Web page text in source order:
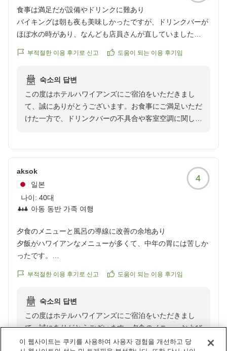
https://review.travel.rakuten.co.jp/hotel/voice/8070?
reviewId=33123478442231
理・調整を行ってまいります。また、ショー終了後の大
浴場の混雑と清掃不足に関しまして、せっかくの旅の疲
れを癒やすお時間にご不快な思いをさせてしまいました
る混雑緩和に向けた対策や、ドライヤー周辺など汚れや
にご利用いただけるよう改善に努めてまいります。「次
は新しい方に泊まりたい」とのお言葉を励みに、どの館
におきましてもご満足いただけるよう施設とサービスの
向上に励んでまいります。またのご来館をスタッフ一
食事は満足だが設備やドリンクに難あり
バイキングは朝も夜も美味しかったですが、ドリンクバーが
ほぼ水の時があり、なんども店員さんが直していました
部屋もエアコンが古く、部屋の下の方についてたので寝てる
ハワイアンズはモノリス、ウィルポートも止まりましたがケ
チった分それ相応だな、とは思いました
クチコミの詳細はこちらから
부적절한 이용 후기로 신고 도움이 되는 이용 후기임
숙소의 답변
この度はホテルハワイアンズにご宿泊をいただきまし
て、誠にありがとうございます。お食事にご満足いただ
けた一方で、ドリンクバーの不具合や客室空調に関しま
しまいましたことを深くお詫び申し上げます。今後はス
ムーズにご提供できるよう、機器の事前点検と管理を徹
底いたします。また、客室の空調につきまして、当館は
創業から歴史を重ねていることもあり、旧式の一括管理
ございます。構造上すぐの変更が難しい状況ではござい
ますが、ご冷え対策として毛布の追加貸し出しを承って
おりますので、次回以降お気軽にフロントまでお申し付
止めつつ、快適にお過ごしいただけるようサービスの向
心よりお待ち申し上げております。
aksok
일본
나이: 40대
아동 동반 가족 여행
4
夕食のメニューと風呂の導線に改善の余地あり
夕飯がハワイアンなメニューが多くて、中年の胃には苦しか
ったです。
ます。
露天の与一は、広くて素敵ですが、女性には洗い場がないっ
て...
クチコミの詳細はこちらから
https://review.travel.rakuten.co.jp/hotel/voice/8070?
부적절한 이용 후기로 신고 도움이 되는 이용 후기임
숙소의 답변
この度はホテルハワイアンズにご宿泊をいただきまし
て、誠にありがとうございます。夕食のメニューおよび
お風呂の動線に関しまして、貴重なご指摘をいただき重
이 웹사이트는 쿠키를 사용하여 사용자 경험을 개선하고 당